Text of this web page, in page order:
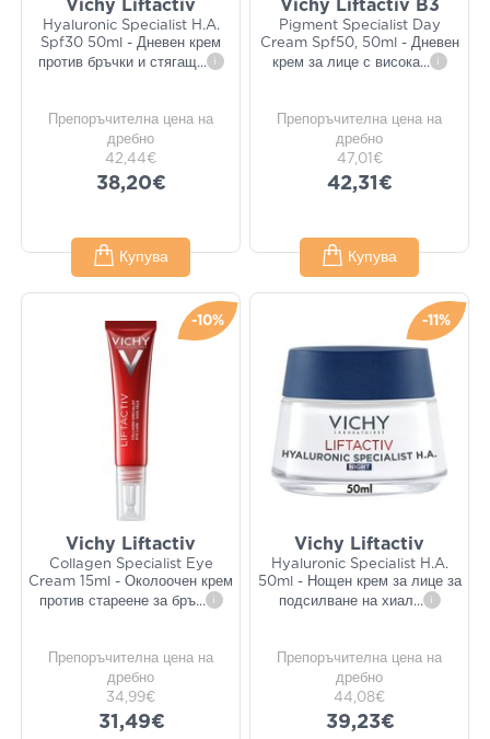
Vichy Liftactiv
Hyaluronic Specialist H.A.
Spf30 50ml - Дневен крем
против бръчки и стягащ... i
Препоръчителна цена на
дребно
42,44€
38,20€
Купува
Vichy Liftactiv B3
Pigment Specialist Day
Cream Spf50, 50ml - Дневен
крем за лице с висока... i
Препоръчителна цена на
дребно
47,01€
42,31€
Купува
-10%
Vichy Liftactiv
Collagen Specialist Eye
Cream 15ml - Околоочен крем
против стареене за бръ... i
Препоръчителна цена на
дребно
34,99€
31,49€
-11%
Vichy Liftactiv
Hyaluronic Specialist H.A.
50ml - Нощен крем за лице за
подсилване на хиал... i
Препоръчителна цена на
дребно
44,08€
39,23€